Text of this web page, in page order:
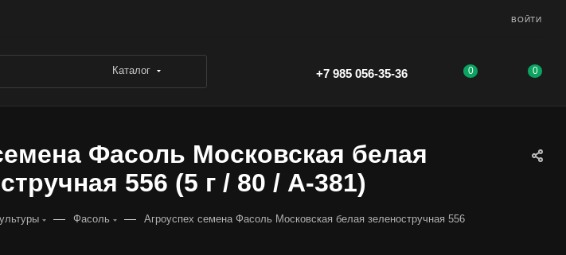
ВОЙТИ
Каталог +7 985 056-35-36 0 0
Фасоль Московская белая
556 (5 г / 80 / А-381)
— Фасоль — Агроуспех семена Фасоль Московская белая зеленостручная 556